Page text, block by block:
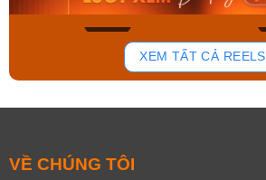
168
XEM TẤT CẢ REELS
VỀ CHÚNG TÔI